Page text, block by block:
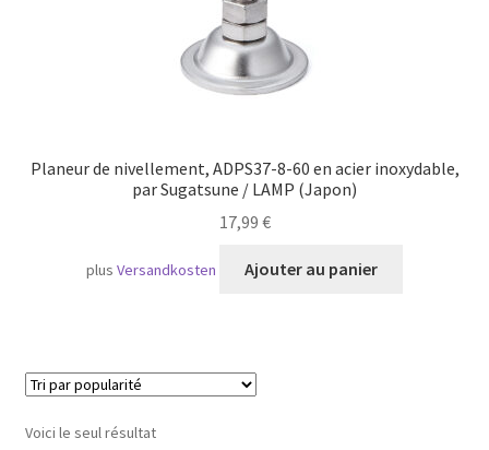
Planeur de nivellement, ADPS37-8-60 en acier inoxydable,
par Sugatsune / LAMP (Japon)
17,99 €
plusVersandkosten Ajouter au panier
Voici le seul résultat